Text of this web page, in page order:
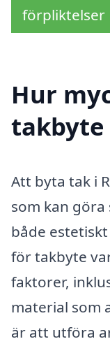
förpliktelser
Hur
takbyte
Att byta tak i
som kan
både
för takbyte
faktorer,
material som
är att utföra